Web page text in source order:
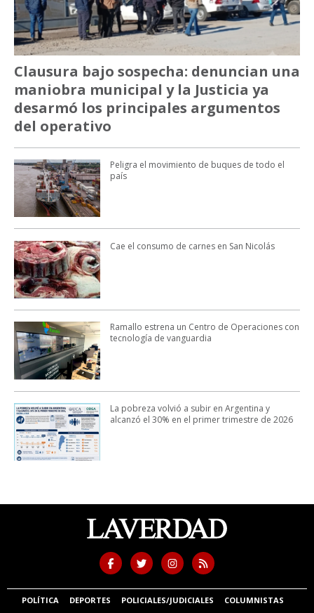
Clausura bajo sospecha: denuncian una
maniobra municipal y la Justicia ya
desarmó los principales argumentos
del operativo
Peligra el movimiento de buques de todo el
país
Cae el consumo de carnes en San Nicolás
Ramallo estrena un Centro de Operaciones con
tecnología de vanguardia
La pobreza volvió a subir en Argentina y
alcanzó el 30% en el primer trimestre de 2026
POLÍTICA DEPORTES POLICIALES/JUDICIALES
COLUMNISTAS